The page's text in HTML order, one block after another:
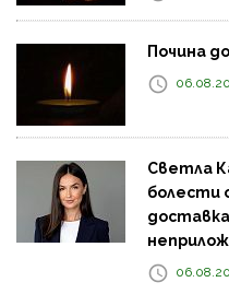
Почина
Светла
болести